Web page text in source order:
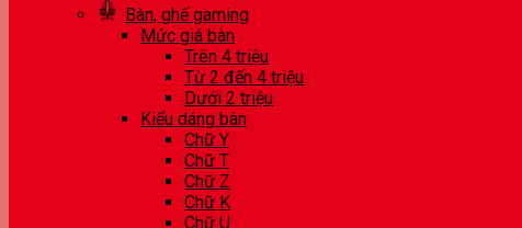
Bàn, ghế gaming
Mức giá bàn
Trên 4 triệu
Từ 2 đến 4 triệu
Dưới 2 triệu
Kiểu dáng bàn
Chữ Y
Chữ T
Chữ Z
Chữ K
Chữ U